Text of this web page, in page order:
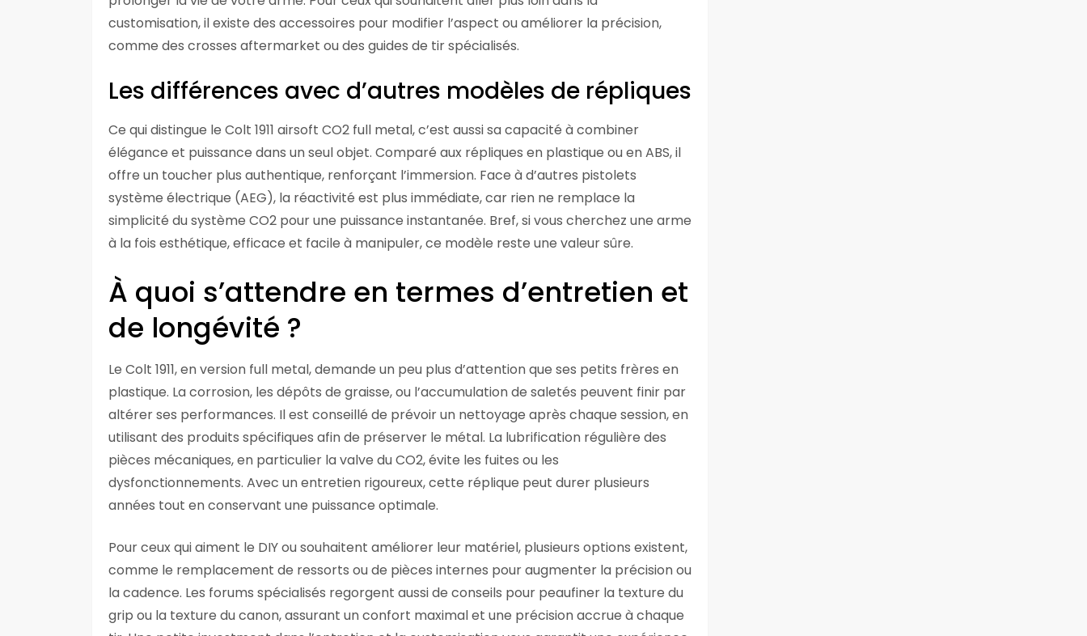
customisation, il existe des accessoires pour modifier l’aspect ou améliorer la précision,
comme des crosses aftermarket ou des guides de tir spécialisés.
Les différences avec d’autres modèles de répliques
Ce qui distingue le Colt 1911 airsoft CO2 full metal, c’est aussi sa capacité à combiner
élégance et puissance dans un seul objet. Comparé aux répliques en plastique ou en ABS, il
offre un toucher plus authentique, renforçant l’immersion. Face à d’autres pistolets
système électrique (AEG), la réactivité est plus immédiate, car rien ne remplace la
simplicité du système CO2 pour une puissance instantanée. Bref, si vous cherchez une arme
à la fois esthétique, efficace et facile à manipuler, ce modèle reste une valeur sûre.
À quoi s’attendre en termes d’entretien et
de longévité ?
Le Colt 1911, en version full metal, demande un peu plus d’attention que ses petits frères en
plastique. La corrosion, les dépôts de graisse, ou l’accumulation de saletés peuvent finir par
altérer ses performances. Il est conseillé de prévoir un nettoyage après chaque session, en
utilisant des produits spécifiques afin de préserver le métal. La lubrification régulière des
pièces mécaniques, en particulier la valve du CO2, évite les fuites ou les
dysfonctionnements. Avec un entretien rigoureux, cette réplique peut durer plusieurs
années tout en conservant une puissance optimale.
Pour ceux qui aiment le DIY ou souhaitent améliorer leur matériel, plusieurs options existent,
comme le remplacement de ressorts ou de pièces internes pour augmenter la précision ou
la cadence. Les forums spécialisés regorgent aussi de conseils pour peaufiner la texture du
grip ou la texture du canon, assurant un confort maximal et une précision accrue à chaque